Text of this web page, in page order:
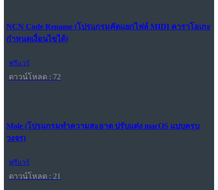
NCN Code Rename (โปรแกรมคัดแยกไฟล์ MIDI คาราโอเกะ
กำหนดเงื่อนไขได้)
ฟรีแวร์
ดาวน์โหลด : 72
Mole (โปรแกรมทำความสะอาด ปรับแต่ง macOS แบบครบ
วงจร)
ฟรีแวร์
ดาวน์โหลด : 21